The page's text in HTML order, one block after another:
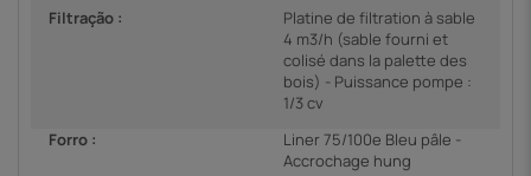
Filtração :
Platine de filtration à sable
4 m3/h (sable fourni et
colisé dans la palette des
bois) - Puissance pompe :
1/3 cv
Forro :
Liner 75/100e Bleu pâle -
Accrochage hung